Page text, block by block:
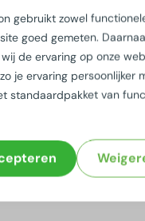
gebruikt zowel
goed gemeten.
de ervaring op onze
je ervaring persoonlijker
standaardpakket van